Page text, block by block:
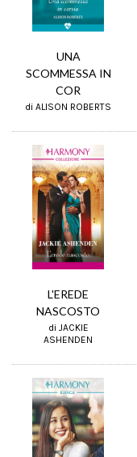
UNA
SCOMMESSA IN
COR
di ALISON ROBERTS
L'EREDE
NASCOSTO
di JACKIE
ASHENDEN